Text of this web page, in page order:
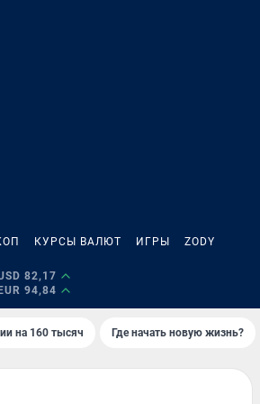
КУРСЫ ВАЛЮТ ИГРЫ ZODY
82,17
EUR 94,84
на 160 тысяч Где начать новую жизнь?